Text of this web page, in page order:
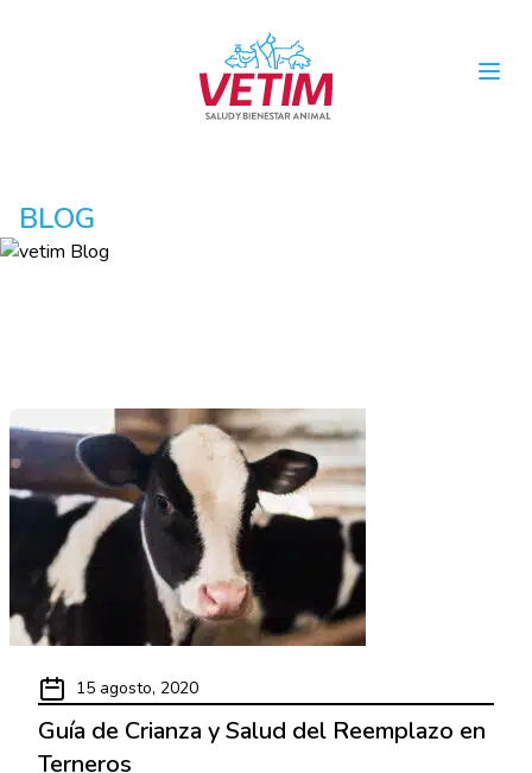
BLOG
15 agosto, 2020
Guía de Crianza y Salud del Reemplazo en
Terneros